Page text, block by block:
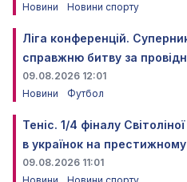
Новини
Новини спорту
Ліга конференцій.
справжню битву за
09.08.2026 12:01
Новини
Футбол
Теніс. 1/4 фіналу
в українок на престижному
09.08.2026 11:01